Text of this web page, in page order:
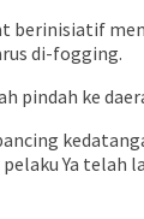
di-fogging.
pindah ke
Ya